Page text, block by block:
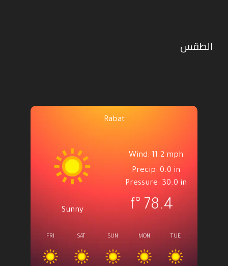
الطقس
Rabat
Sunny
Wind: 11.2 mph
Precip: 0.0 in
Pressure: 30.0 in
78.4
°f
FRI SAT SUN MON TUE